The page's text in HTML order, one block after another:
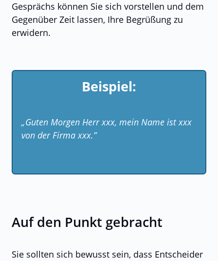
Gesprächs können Sie sich vorstellen und dem
Gegenüber Zeit lassen, Ihre Begrüßung zu
erwidern.
Beispiel:
„Guten Morgen Herr xxx, mein Name ist xxx
von der Firma xxx.”
Auf den Punkt gebracht
Sie sollten sich bewusst sein, dass Entscheider